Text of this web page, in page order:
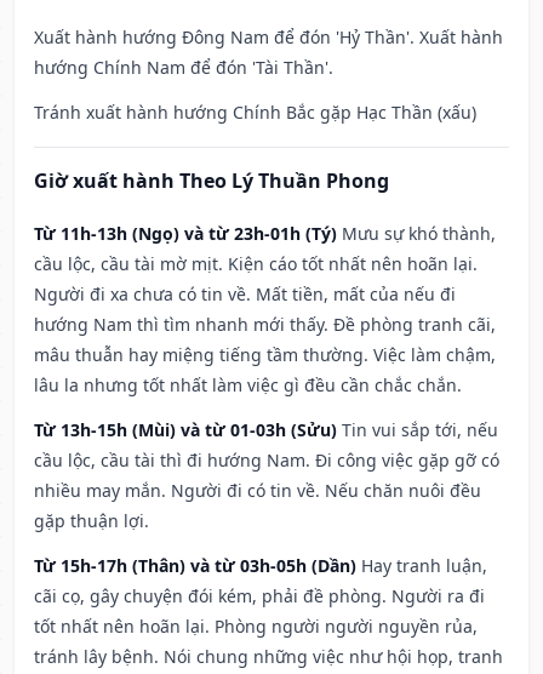
Xuất hành hướng Đông Nam để đón 'Hỷ Thần'. Xuất hành
hướng Chính Nam để đón 'Tài Thần'.
Tránh xuất hành hướng Chính Bắc gặp Hạc Thần (xấu)
Giờ xuất hành Theo Lý Thuần Phong
Từ 11h-13h (Ngọ) và từ 23h-01h (Tý) Mưu sự khó thành,
cầu lộc, cầu tài mờ mịt. Kiện cáo tốt nhất nên hoãn lại.
Người đi xa chưa có tin về. Mất tiền, mất của nếu đi
hướng Nam thì tìm nhanh mới thấy. Đề phòng tranh cãi,
mâu thuẫn hay miệng tiếng tầm thường. Việc làm chậm,
lâu la nhưng tốt nhất làm việc gì đều cần chắc chắn.
Từ 13h-15h (Mùi) và từ 01-03h (Sửu) Tin vui sắp tới, nếu
cầu lộc, cầu tài thì đi hướng Nam. Đi công việc gặp gỡ có
nhiều may mắn. Người đi có tin về. Nếu chăn nuôi đều
gặp thuận lợi.
Từ 15h-17h (Thân) và từ 03h-05h (Dần) Hay tranh luận,
cãi cọ, gây chuyện đói kém, phải đề phòng. Người ra đi
tốt nhất nên hoãn lại. Phòng người người nguyền rủa,
tránh lây bệnh. Nói chung những việc như hội họp, tranh